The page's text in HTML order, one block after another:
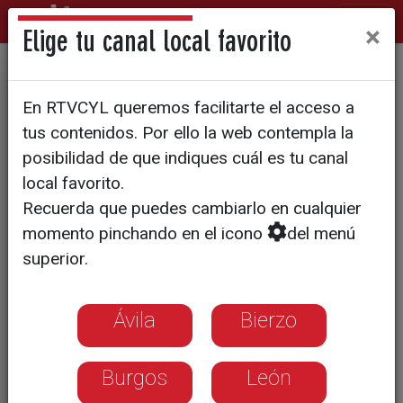
VERBENA | CAP 1 "Resistiré,
la verbena en pandemia
Elige tu canal local favorito ×
En RTVCYL queremos facilitarte el acceso a
tus contenidos. Por ello la web contempla la
posibilidad de que indiques cuál es tu canal
local favorito.
Recuerda que puedes cambiarlo en cualquier
momento pinchando en el icono
del menú
superior.
Ávila Bierzo
Burgos León